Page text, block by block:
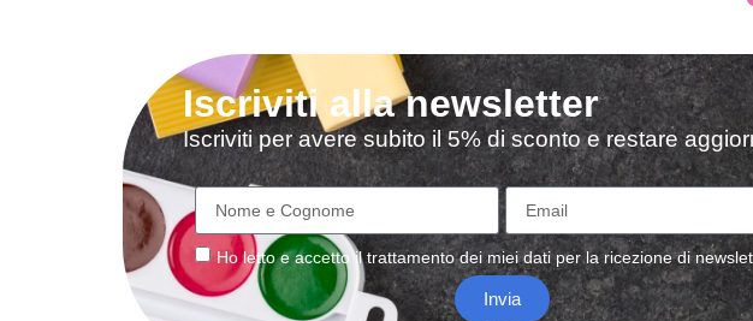
Iscriviti alla newsletter
Iscriviti per avere subito il 5% di sconto e restare
Ho letto e accetto iltrattamentodei miei dati per la ricezione di
Invia